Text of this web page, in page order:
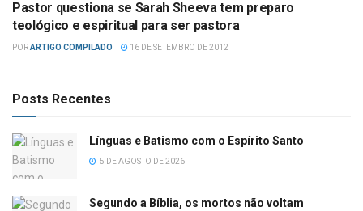
DIVERSOS
Pastor questiona se Sarah Sheeva tem preparo
teológico e espiritual para ser pastora
PORARTIGO COMPILADO 16 DE SETEMBRO DE 2012
Posts Recentes
Línguas e Batismo com o Espírito Santo
5 DE AGOSTO DE 2026
Segundo a Bíblia, os mortos não voltam